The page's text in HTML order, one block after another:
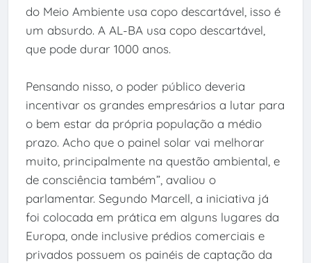
do Meio Ambiente usa copo descartável, isso é
um absurdo. A AL-BA usa copo descartável,
que pode durar 1000 anos.
Pensando nisso, o poder público deveria
incentivar os grandes empresários a lutar para
o bem estar da própria população a médio
prazo. Acho que o painel solar vai melhorar
muito, principalmente na questão ambiental, e
de consciência também”, avaliou o
parlamentar. Segundo Marcell, a iniciativa já
foi colocada em prática em alguns lugares da
Europa, onde inclusive prédios comerciais e
privados possuem os painéis de captação da